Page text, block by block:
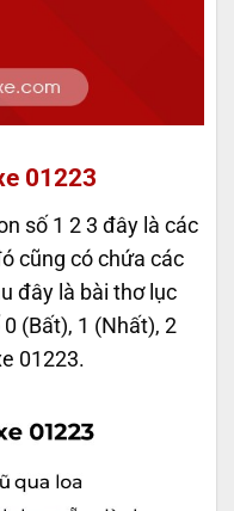
01223
số 1 2 3 đây là các
cũng có chứa các
đây là bài thơ lục
(Bất), 1 (Nhất), 2
01223.